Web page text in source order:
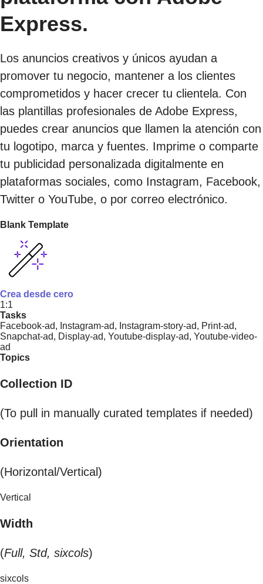
Express.
Los anuncios creativos y únicos ayudan a
promover tu negocio, mantener a los clientes
comprometidos y hacer crecer tu clientela. Con
las plantillas profesionales de Adobe Express,
puedes crear anuncios que llamen la atención con
tu logotipo, marca y fuentes. Imprime o comparte
tu publicidad personalizada digitalmente en
plataformas sociales, como Instagram, Facebook,
Twitter o YouTube, o por correo electrónico.
Blank Template
Crea desde cero
1:1
Tasks
Facebook-ad, Instagram-ad, Instagram-story-ad, Print-ad,
Snapchat-ad, Display-ad, Youtube-display-ad, Youtube-video-
ad
Topics
Collection ID
(To pull in manually curated templates if needed)
Orientation
(Horizontal/Vertical)
Vertical
Width
(Full, Std, sixcols)
sixcols